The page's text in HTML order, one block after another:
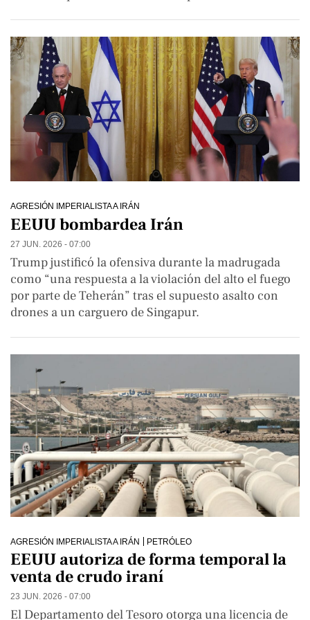
AGRESIÓN IMPERIALISTA A IRÁN
EEUU bombardea Irán
27 JUN. 2026 - 07:00
Trump justificó la ofensiva durante la madrugada
como “una respuesta a la violación del alto el fuego
por parte de Teherán” tras el supuesto asalto con
drones a un carguero de Singapur.
AGRESIÓN IMPERIALISTA A IRÁN PETRÓLEO
EEUU autoriza de forma temporal la
venta de crudo iraní
23 JUN. 2026 - 07:00
El Departamento del Tesoro otorga una licencia de